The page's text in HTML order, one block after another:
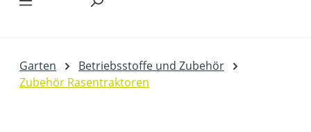
Garten
Betriebsstoffe und Zubehör
Zubehör Rasentraktoren